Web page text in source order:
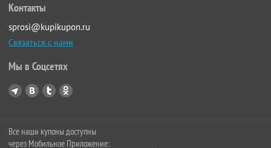
Контакты
sprosi@kupikupon.ru
Связаться с нами
Мы в Соцсетях
Все наши купоны доступны
через Мобильное Приложение: